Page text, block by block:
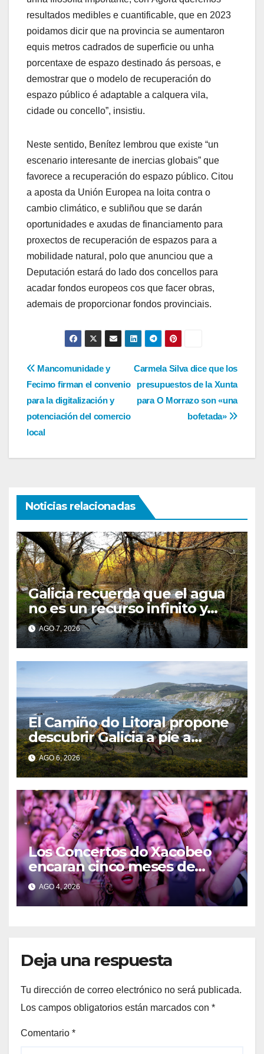
resultados medibles e cuantificable, que en 2023
poidamos dicir que na provincia se aumentaron
equis metros cadrados de superficie ou unha
porcentaxe de espazo destinado ás persoas, e
demostrar que o modelo de recuperación do
espazo público é adaptable a calquera vila,
cidade ou concello”, insistiu.
Neste sentido, Benítez lembrou que existe “un
escenario interesante de inercias globais” que
favorece a recuperación do espazo público. Citou
a aposta da Unión Europea na loita contra o
cambio climático, e subliñou que se darán
oportunidades e axudas de financiamento para
proxectos de recuperación de espazos para a
mobilidade natural, polo que anunciou que a
Deputación estará do lado dos concellos para
acadar fondos europeos cos que facer obras,
ademais de proporcionar fondos provinciais.
Navegación
de
entradas
Carmela Silva dice que los
presupuestos de la Xunta
para O Morrazo son «una
bofetada»
Mancomunidade y
Fecimo firman el convenio
para la digitalización y
potenciación del comercio
local
Noticias relacionadas
Galicia recuerda que el agua
no es un recurso infinito y
apela a convertir el ahorro en
un hábito diario
AGO 7, 2026
El Camiño do Litoral propone
descubrir Galicia a pie a
través de más de 1.300
kilómetros
AGO 6, 2026
Los Concertos do Xacobeo
encaran cinco meses de
intensa actividad para
consolidar a Galicia como
gran destino de la música en
AGO 4, 2026
Deja una respuesta
Tu dirección de correo electrónico no será publicada.
Los campos obligatorios están marcados con *
Comentario *